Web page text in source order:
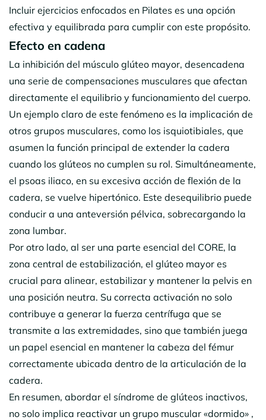
Incluir ejercicios enfocados en Pilates es una opción
efectiva y equilibrada para cumplir con este propósito.
Efecto en cadena
La inhibición del músculo glúteo mayor, desencadena
una serie de compensaciones musculares que afectan
directamente el equilibrio y funcionamiento del cuerpo.
Un ejemplo claro de este fenómeno es la implicación de
otros grupos musculares, como los isquiotibiales, que
asumen la función principal de extender la cadera
cuando los glúteos no cumplen su rol. Simultáneamente,
el psoas iliaco, en su excesiva acción de flexión de la
cadera, se vuelve hipertónico. Este desequilibrio puede
conducir a una anteversión pélvica, sobrecargando la
zona lumbar.
Por otro lado, al ser una parte esencial del CORE, la
zona central de estabilización, el glúteo mayor es
crucial para alinear, estabilizar y mantener la pelvis en
una posición neutra. Su correcta activación no solo
contribuye a generar la fuerza centrífuga que se
transmite a las extremidades, sino que también juega
un papel esencial en mantener la cabeza del fémur
correctamente ubicada dentro de la articulación de la
cadera.
En resumen, abordar el síndrome de glúteos inactivos,
no solo implica reactivar un grupo muscular «dormido» ,